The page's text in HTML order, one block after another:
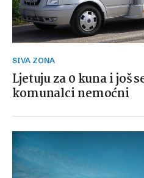
SIVA ZONA
Ljetuju za 0 kuna i još
komunalci nemoćni